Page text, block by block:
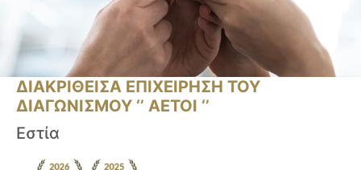
ΔΙΑΚΡΙΘΕΙΣΑ ΕΠΙΧΕΙΡΗΣΗ ΤΟΥ
ΔΙΑΓΩΝΙΣΜΟΥ ‘’ ΑΕΤΟΙ ‘’
Εστία